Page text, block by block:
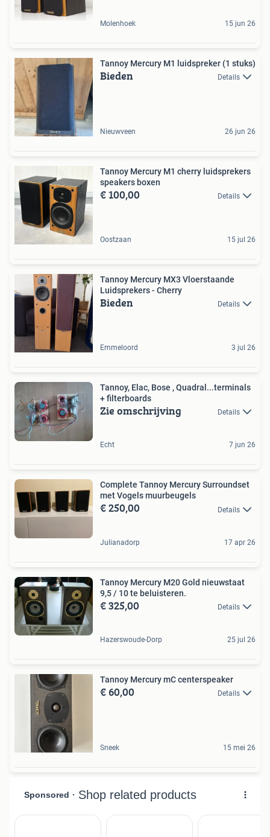
Molenhoek 15 jun 26
Tannoy Mercury M1 luidspreker (1 stuks)
Bieden Details
Nieuwveen 26 jun 26
Tannoy Mercury M1 cherry luidsprekers
speakers boxen
€ 100,00 Details
Oostzaan 15 jul 26
Tannoy Mercury MX3 Vloerstaande
Luidsprekers - Cherry
Bieden Details
Emmeloord 3 jul 26
Tannoy, Elac, Bose , Quadral...terminals
+ filterboards
Zie omschrijving Details
Echt 7 jun 26
Complete Tannoy Mercury Surroundset
met Vogels muurbeugels
€ 250,00 Details
Julianadorp 17 apr 26
Tannoy Mercury M20 Gold nieuwstaat
9,5 / 10 te beluisteren.
€ 325,00 Details
Hazerswoude-Dorp 25 jul 26
Tannoy Mercury mC centerspeaker
€ 60,00 Details
Sneek 15 mei 26